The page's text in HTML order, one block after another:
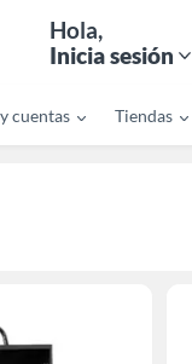
Hola,
Inicia sesión
cuentas Tiendas